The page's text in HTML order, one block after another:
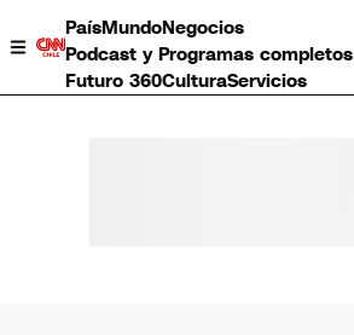
PaísMundoNegocios
Podcast y Programas completos
Futuro 360CulturaServicios